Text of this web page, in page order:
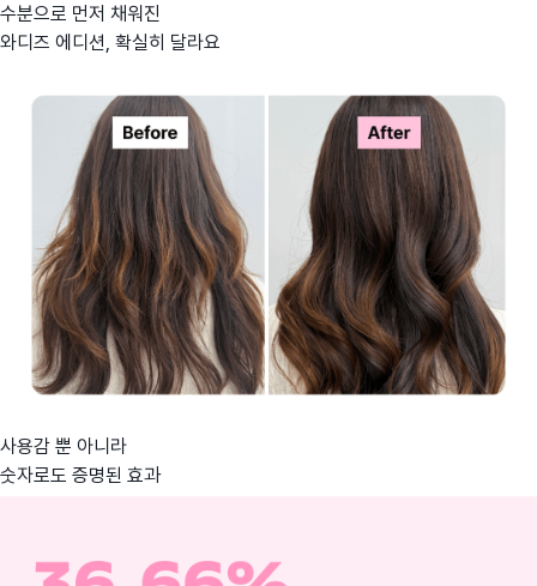
수분으로 먼저 채워진
와디즈 에디션, 확실히 달라요
사용감 뿐 아니라
숫자로도 증명된 효과